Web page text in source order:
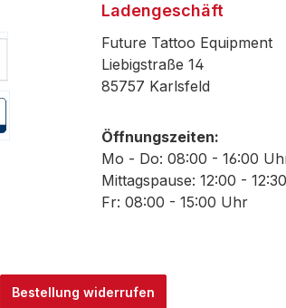
Ladengeschäft
Future Tattoo Equipment
Liebigstraße 14
85757 Karlsfeld
Öffnungszeiten:
Mo - Do: 08:00 - 16:00
Mittagspause: 12:00 -
Fr: 08:00 - 15:00 Uhr
Bestellung widerrufen